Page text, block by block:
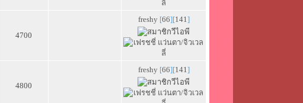
4700
freshy [66][141]
4800
freshy [66][141]